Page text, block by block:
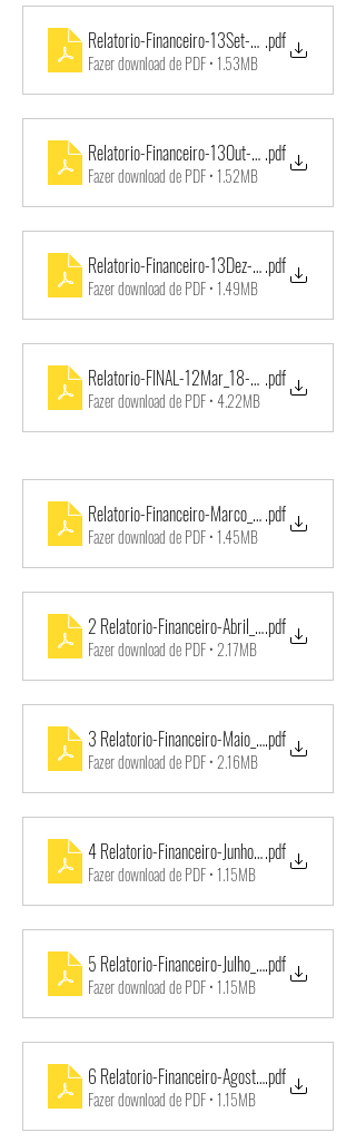
Relatorio-Financeiro-13Set-12Out_2018-1
.pdf
Fazer download de PDF • 1.53MB
Relatorio-Financeiro-13Out-12Nov_2018-1
.pdf
Fazer download de PDF • 1.52MB
Relatorio-Financeiro-13Dez-12Jan_2018-1
.pdf
Fazer download de PDF • 1.49MB
Relatorio-FINAL-12Mar_18-12Mar_2019-1
.pdf
Fazer download de PDF • 4.22MB
Relatorio-Financeiro-Marco_2019-VM-
.pdf
Fazer download de PDF • 1.45MB
2 Relatorio-Financeiro-Abril_2019-VM-
.pdf
Fazer download de PDF • 2.17MB
3 Relatorio-Financeiro-Maio_2019-VM-
.pdf
Fazer download de PDF • 2.16MB
4 Relatorio-Financeiro-Junho_2019-VM-
.pdf
Fazer download de PDF • 1.15MB
5 Relatorio-Financeiro-Julho_2019-VM-
.pdf
Fazer download de PDF • 1.15MB
6 Relatorio-Financeiro-Agosto_2019-VM-
.pdf
Fazer download de PDF • 1.15MB